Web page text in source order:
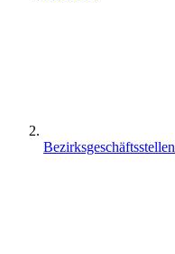
Bezirksgeschäftsstellen